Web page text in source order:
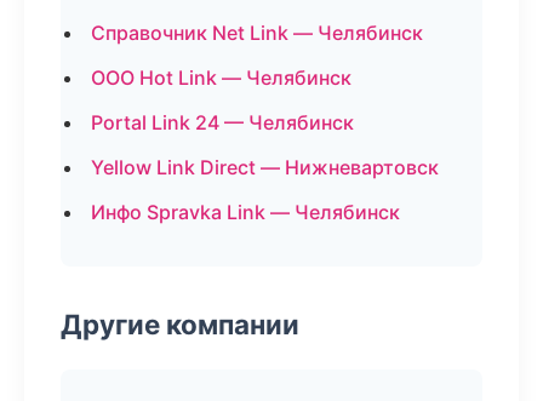
Справочник Net Link — Челябинск
ООО Hot Link — Челябинск
Portal Link 24 — Челябинск
Yellow Link Direct — Нижневартовск
Инфо Spravka Link — Челябинск
Другие компании